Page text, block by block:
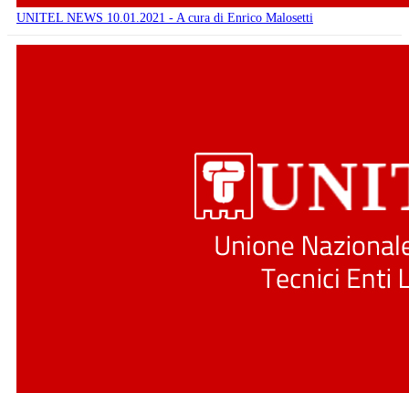
UNITEL NEWS 10.01.2021 - A cura di Enrico Malosetti